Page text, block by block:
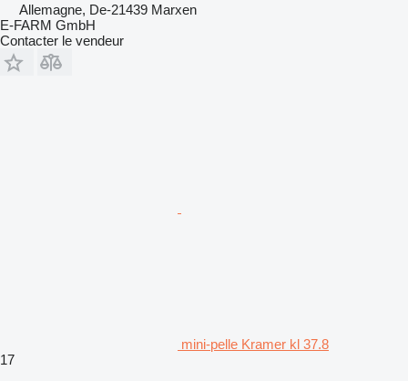
Allemagne, De-21439 Marxen
E-FARM GmbH
Contacter le vendeur
mini-pelle Kramer kl 37.8
17